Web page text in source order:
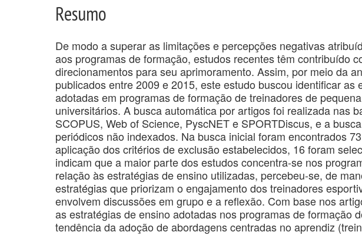
Resumo
De modo a superar as limitações e percepções negativas
aos programas de formação, estudos recentes têm contribuído
direcionamentos para seu aprimoramento. Assim, por meio da
publicados entre 2009 e 2015, este estudo buscou identificar as
adotadas em programas de formação de treinadores de
universitários. A busca automática por artigos foi realizada nas
SCOPUS, Web of Science, PyscNET e SPORTDiscus, e a
periódicos não indexados. Na busca inicial foram encontrados
aplicação dos critérios de exclusão estabelecidos, 16 foram
indicam que a maior parte dos estudos concentra-se nos
relação às estratégias de ensino utilizadas, percebeu-se, de
estratégias que priorizam o engajamento dos treinadores
envolvem discussões em grupo e a reflexão. Com base nos
as estratégias de ensino adotadas nos programas de formação
tendência da adoção de abordagens centradas no aprendiz